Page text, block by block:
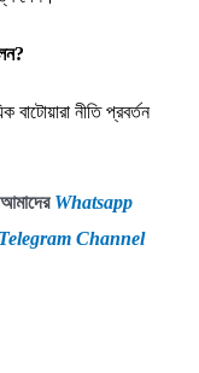
বাটোয়ারা নীতি প্রবর্তন
Whatsapp
Telegram Channel